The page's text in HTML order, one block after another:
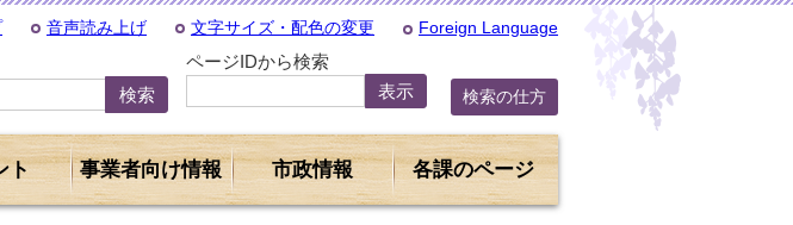
音声読み上げ 文字サイズ・配色の変更 Foreign Language
ページIDから検索
検索の仕方
ト 事業者向け情報 市政情報 各課のページ